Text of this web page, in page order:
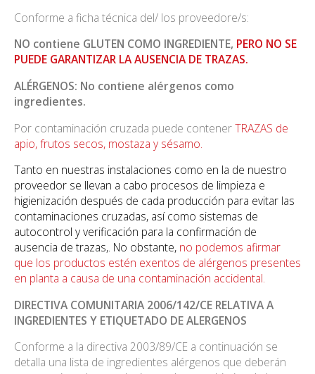
Conforme a ficha técnica del/ los proveedore/s:
NO contiene GLUTEN COMO INGREDIENTE, PERO NO SE
PUEDE GARANTIZAR LA AUSENCIA DE TRAZAS.
ALÉRGENOS: No contiene alérgenos como
ingredientes.
Por contaminación cruzada puede contenerTRAZAS de
apio, frutos secos, mostaza y sésamo.
Tanto en nuestras instalaciones como en la de nuestro
proveedor se llevan a cabo procesos de limpieza e
higienización después de cada producción para evitar las
contaminaciones cruzadas, así como sistemas de
autocontrol y verificación para la confirmación de
ausencia de trazas,. No obstante, no podemos afirmar
que los productos estén exentos de alérgenos presentes
en planta a causa de una contaminación accidental.
DIRECTIVA COMUNITARIA 2006/142/CE RELATIVA A
INGREDIENTES Y ETIQUETADO DE ALERGENOS
Conforme a la directiva 2003/89/CE a continuación se
detalla una lista de ingredientes alérgenos que deberán